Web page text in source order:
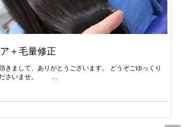
＋毛量修正
きまして、ありがとうございます。 どうぞごゆっくり
ださいませ。 …